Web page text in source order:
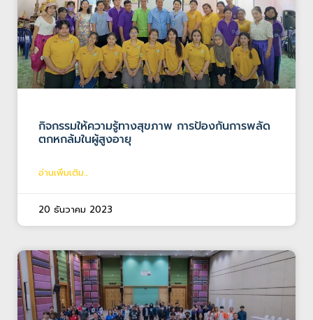
กิจกรรมให้ความรู้ทางสุขภาพ การป้องกันการพลัด
ตกหกล้มในผู้สูงอายุ
อ่านเพิ่มเติม...
20 ธันวาคม 2023